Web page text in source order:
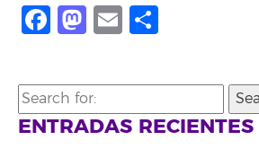
Facebook
Mastodon
Email
Search
for:
ENTRADAS RECIENTES